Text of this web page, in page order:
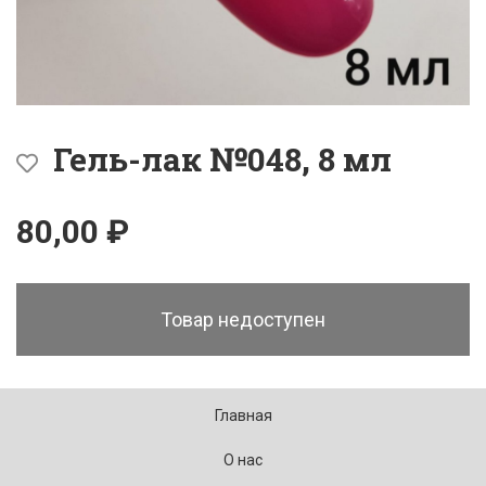
Гель-лак №048, 8 мл
80,00 ₽
Товар недоступен
Главная
О нас